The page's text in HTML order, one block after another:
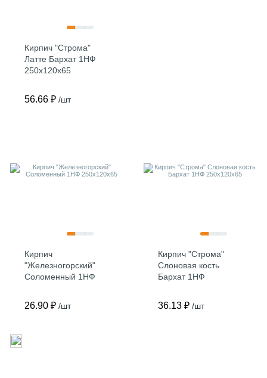
Кирпич "Строма"
Латте Бархат 1НФ
250х120х65
56.66 ₽ /шт
Кирпич
"Железногорский"
Соломенный 1НФ
26.90 ₽ /шт
Кирпич "Строма"
Слоновая кость
Бархат 1НФ
36.13 ₽ /шт